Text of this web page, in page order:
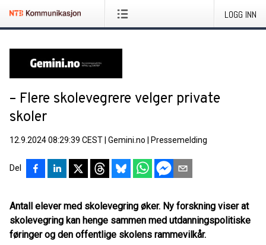
LOGG INN
– Flere skolevegrere velger private
skoler
12.9.2024 08:29:39 CEST Gemini.no Pressemelding
Del
Antall elever med skolevegring øker. Ny forskning viser at
skolevegring kan henge sammen med utdanningspolitiske
føringer og den offentlige skolens rammevilkår.